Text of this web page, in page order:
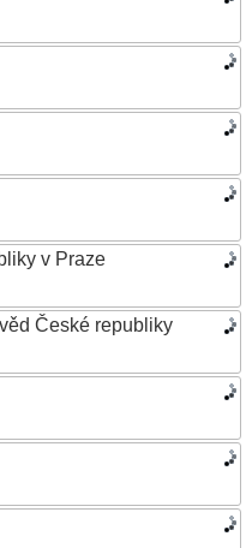
v Praze
České republiky